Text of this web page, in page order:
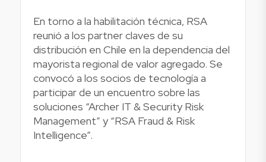
En torno a la habilitación técnica, RSA
reunió a los partner claves de su
distribución en Chile en la dependencia del
mayorista regional de valor agregado. Se
convocó a los socios de tecnología a
participar de un encuentro sobre las
soluciones “Archer IT & Security Risk
Management” y “RSA Fraud & Risk
Intelligence”.